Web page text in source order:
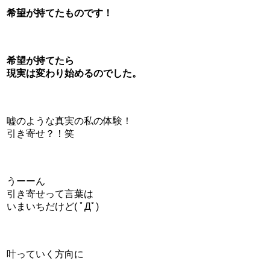
希望が持てたものです！
希望が持てたら
現実は変わり始めるのでした。
嘘のような真実の私の体験！
引き寄せ？！笑
うーーん
引き寄せって言葉は
いまいちだけど( ﾟДﾟ)
叶っていく方向に